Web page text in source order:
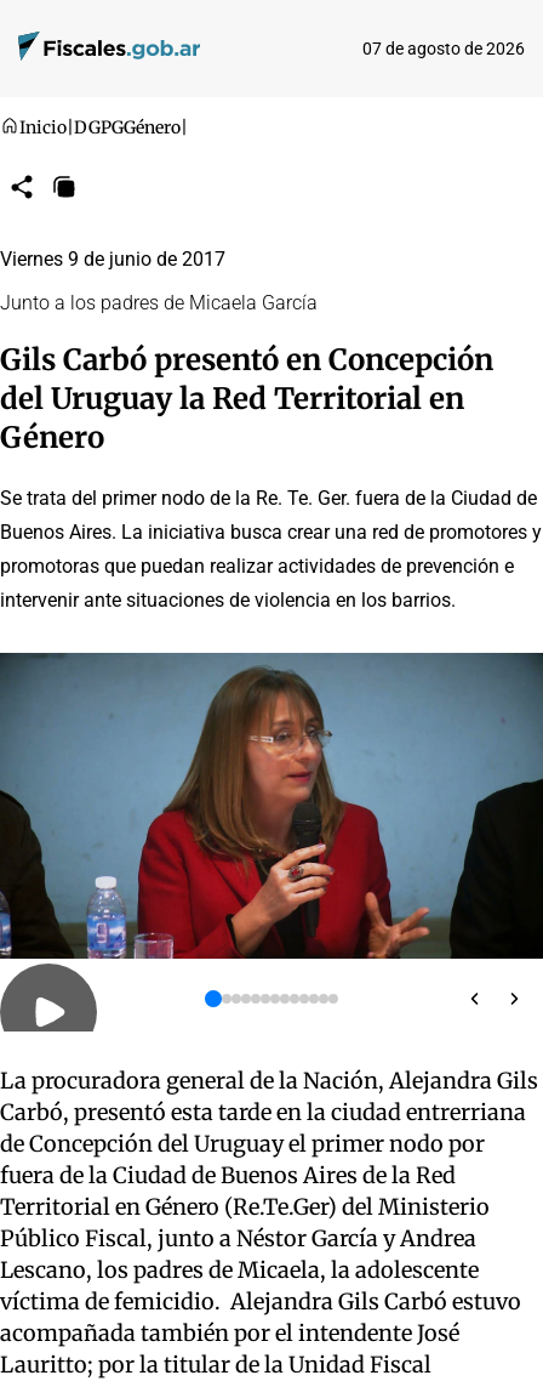
07 de agosto de 2026
Inicio DGPGGénero
CompartirCopiar
Viernes 9 de junio de 2017
Junto a los padres de Micaela García
Gils Carbó presentó en Concepción
del Uruguay la Red Territorial en
Género
Se trata del primer nodo de la Re. Te. Ger. fuera de la Ciudad de
Buenos Aires. La iniciativa busca crear una red de promotores y
promotoras que puedan realizar actividades de prevención e
intervenir ante situaciones de violencia en los barrios.
La procuradora general de la Nación, Alejandra Gils
Carbó, presentó esta tarde en la ciudad entrerriana
de Concepción del Uruguay el primer nodo por
fuera de la Ciudad de Buenos Aires de la Red
Territorial en Género (Re.Te.Ger) del Ministerio
Público Fiscal, junto a Néstor García y Andrea
Lescano, los padres de Micaela, la adolescente
víctima de femicidio. Alejandra Gils Carbó estuvo
acompañada también por el intendente José
Lauritto; por la titular de la Unidad Fiscal